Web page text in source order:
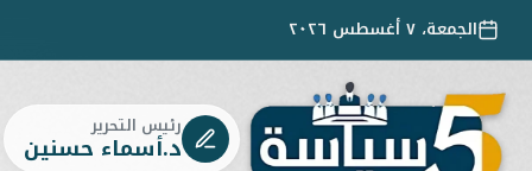
الجمعة، ٧ أغسطس ٢٠٢٦
رئيس التحرير
د.أسماء حسنين